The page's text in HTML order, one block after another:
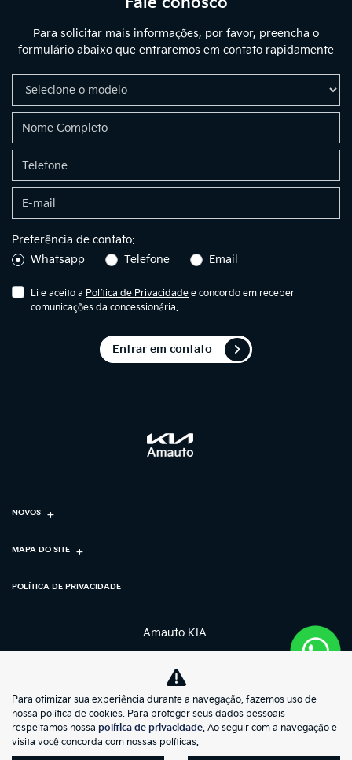
Para solicitar mais informações, por favor, preencha o
formulário abaixo que entraremos em contato rapidamente
Preferência de contato:
Whatsapp
Telefone Email
Li e aceito a Política de Privacidade e concordo em receber
comunicações da concessionária.
Entrar em contato
NOVOS
MAPA DO SITE
POLÍTICA DE PRIVACIDADE
Amauto KIA
No trânsito, enxergar o outro salva vidas.
Para otimizar sua experiência durante a navegação, fazemos uso de
nossa política de cookies. Para proteger seus dados pessoais
respeitamos nossa política de privacidade. Ao seguir com a navegação e
visita você concorda com nossas políticas.